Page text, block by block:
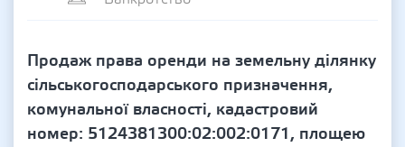
Продаж права оренди на земельну ділянку
сільськогосподарського призначення,
комунальної власності, кадастровий
номер: 5124381300:02:002:0171, площею